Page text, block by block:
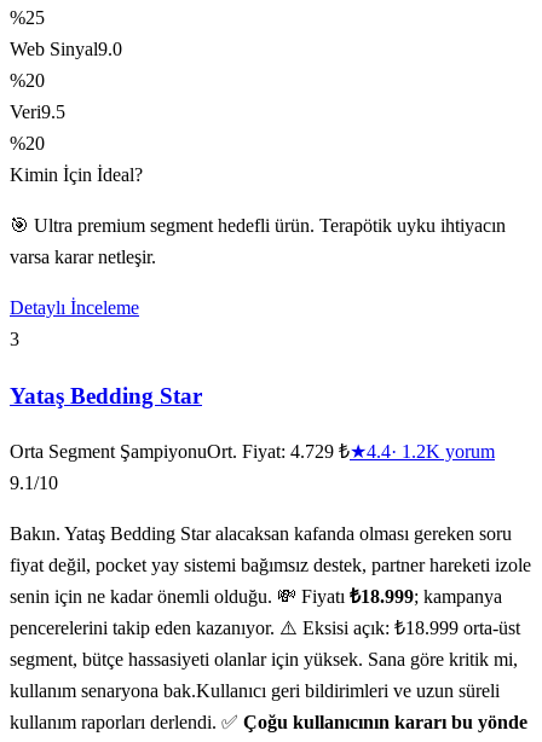
%25
Web Sinyal9.0
%20
Veri9.5
%20
Kimin İçin İdeal?
🎯 Ultra premium segment hedefli ürün. Terapötik uyku ihtiyacın
varsa karar netleşir.
Detaylı İnceleme
3
Yataş Bedding Star
Orta Segment ŞampiyonuOrt. Fiyat: 4.729 ₺★4.4· 1.2K yorum
9.1/10
Bakın. Yataş Bedding Star alacaksan kafanda olması gereken soru
fiyat değil, pocket yay sistemi bağımsız destek, partner hareketi izole
senin için ne kadar önemli olduğu. 💸 Fiyatı ₺18.999; kampanya
pencerelerini takip eden kazanıyor. ⚠️ Eksisi açık: ₺18.999 orta-üst
segment, bütçe hassasiyeti olanlar için yüksek. Sana göre kritik mi,
kullanım senaryona bak.Kullanıcı geri bildirimleri ve uzun süreli
kullanım raporları derlendi. ✅ Çoğu kullanıcının kararı bu yönde